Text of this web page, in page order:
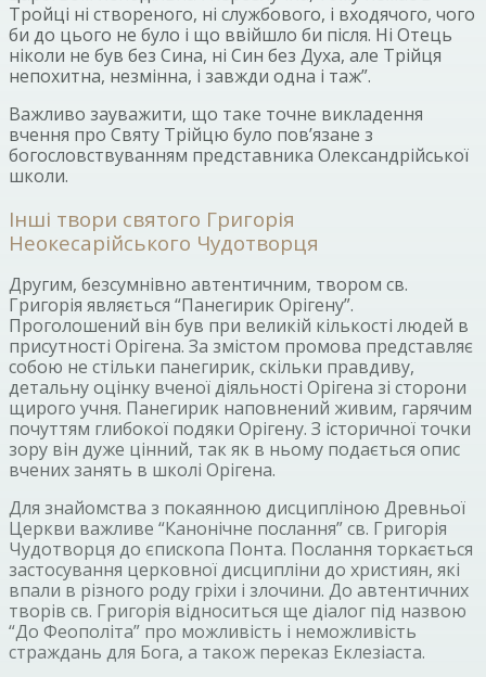
Тройці ні створеного, ні службового, і входячого, чого
би до цього не було і що ввійшло би після. Ні Отець
ніколи не був без Сина, ні Син без Духа, але Трійця
непохитна, незмінна, і завжди одна і таж”.
Важливо зауважити, що таке точне викладення
вчення про Святу Трійцю було пов’язане з
богословствуванням представника Олександрійської
школи.
Інші твори святого Григорія
Неокесарійського Чудотворця
Другим, безсумнівно автентичним, твором св.
Григорія являється “Панегирик Орігену”.
Проголошений він був при великій кількості людей в
присутності Орігена. За змістом промова представляє
собою не стільки панегирик, скільки правдиву,
детальну оцінку вченої діяльності Орігена зі сторони
щирого учня. Панегирик наповнений живим, гарячим
почуттям глибокої подяки Орігену. З історичної точки
зору він дуже цінний, так як в ньому подається опис
вчених занять в школі Орігена.
Для знайомства з покаянною дисципліною Древньої
Церкви важливе “Канонічне послання” св. Григорія
Чудотворця до єпископа Понта. Послання торкається
застосування церковної дисципліни до християн, які
впали в різного роду гріхи і злочини. До автентичних
творів св. Григорія відноситься ще діалог під назвою
“До Феополіта” про можливість і неможливість
страждань для Бога, а також переказ Еклезіаста.